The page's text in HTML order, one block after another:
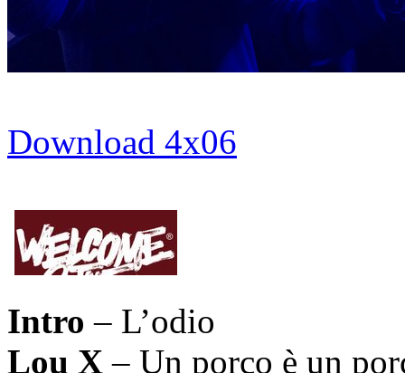
Download 4x06
Intro – L’odio
Lou X – Un porco è un